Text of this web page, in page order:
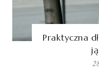
Praktyczna